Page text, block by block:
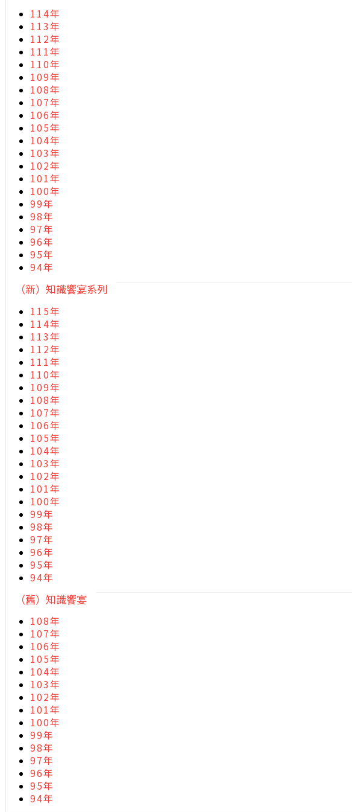
114年
113年
112年
111年
110年
109年
108年
107年
106年
105年
104年
103年
102年
101年
100年
99年
98年
97年
96年
95年
94年
（新）知識饗宴系列
115年
114年
113年
112年
111年
110年
109年
108年
107年
106年
105年
104年
103年
102年
101年
100年
99年
98年
97年
96年
95年
94年
（舊）知識饗宴
108年
107年
106年
105年
104年
103年
102年
101年
100年
99年
98年
97年
96年
95年
94年